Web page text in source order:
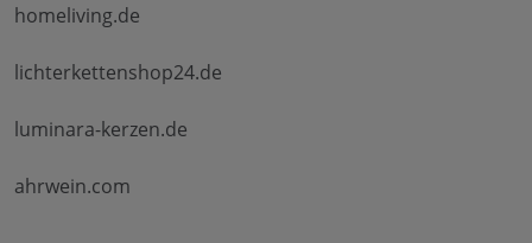
homeliving.de
lichterkettenshop24.de
luminara-kerzen.de
ahrwein.com